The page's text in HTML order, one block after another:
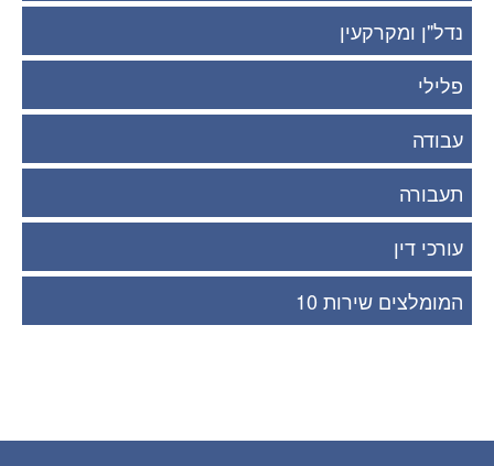
נדל"ן ומקרקעין
פלילי
עבודה
תעבורה
עורכי דין
המומלצים שירות 10